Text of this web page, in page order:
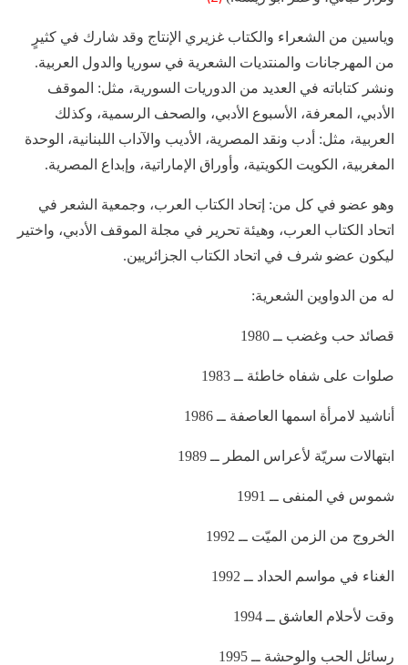
وياسين من الشعراء والكتاب غزيري الإنتاج وقد شارك في كثيرٍ
من المهرجانات والمنتديات الشعرية في سوريا والدول العربية.
ونشر كتاباته في العديد من الدوريات السورية، مثل: الموقف
الأدبي، المعرفة، الأسبوع الأدبي، والصحف الرسمية، وكذلك
العربية، مثل: أدب ونقد المصرية، الأديب والآداب اللبنانية، الوحدة
المغربية، الكويت الكويتية، وأوراق الإماراتية، وإبداع المصرية.
وهو عضو في كل من: إتحاد الكتاب العرب، وجمعية الشعر في
اتحاد الكتاب العرب، وهيئة تحرير في مجلة الموقف الأدبي، واختير
ليكون عضو شرف في اتحاد الكتاب الجزائريين.
له من الدواوين الشعرية:
قصائد حب وغضب ــ 1980
صلوات على شفاه خاطئة ــ 1983
أناشيد لامرأة اسمها العاصفة ــ 1986
ابتهالات سريّة لأعراس المطر ــ 1989
شموس في المنفى ــ 1991
الخروج من الزمن الميّت ــ 1992
الغناء في مواسم الحداد ــ 1992
وقت لأحلام العاشق ــ 1994
رسائل الحب والوحشة ــ 1995